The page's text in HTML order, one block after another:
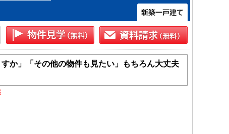
か」「その他の物件も見たい」もちろん大丈夫